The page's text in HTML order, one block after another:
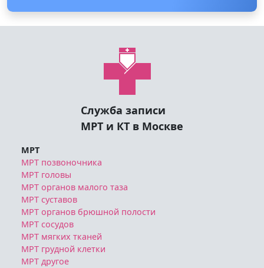
Служба записи
МРТ и КТ в Москве
МРТ
МРТ позвоночника
МРТ головы
МРТ органов малого таза
МРТ суставов
МРТ органов брюшной полости
МРТ сосудов
МРТ мягких тканей
МРТ грудной клетки
МРТ другое